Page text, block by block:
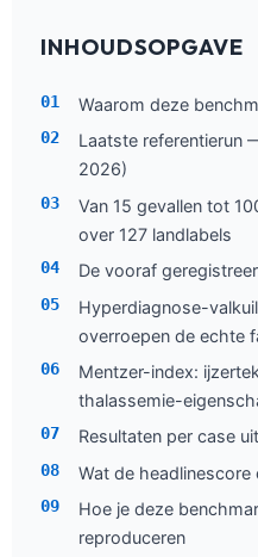
INHOUDSOPGAVE
Waarom deze
Laatste referentierun
2026)
Van 15 gevallen tot
over 127 landlabels
De vooraf
Hyperdiagnose-
overroepen de echte
Mentzer-index:
thalassemie-
Resultaten per case
Wat de headlinescore
Hoe je deze
reproduceren